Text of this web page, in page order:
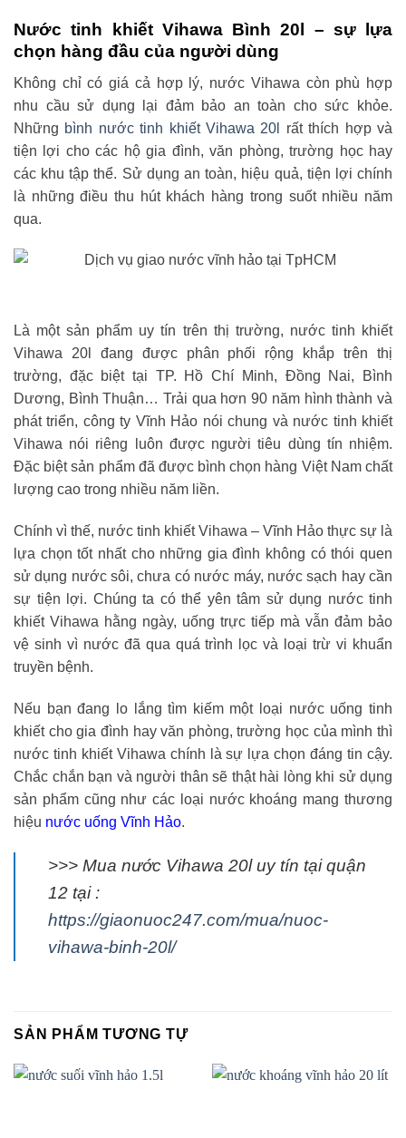
Nước tinh khiết Vihawa Bình 20l – sự lựa
chọn hàng đầu của người dùng
Không chỉ có giá cả hợp lý, nước Vihawa còn phù hợp
nhu cầu sử dụng lại đảm bảo an toàn cho sức khỏe.
Những bình nước tinh khiết Vihawa 20l
rất thích hợp và
tiện lợi cho các hộ gia đình, văn phòng, trường học hay
các khu tập thể. Sử dụng an toàn, hiệu quả, tiện lợi chính
là những điều thu hút khách hàng trong suốt nhiều năm
qua.
Là một sản phẩm uy tín trên thị trường, nước tinh khiết
Vihawa 20l đang được phân phối rộng khắp trên thị
trường, đặc biệt tại TP. Hồ Chí Minh, Đồng Nai, Bình
Dương, Bình Thuận… Trải qua hơn 90 năm hình thành và
phát triển, công ty Vĩnh Hảo nói chung và nước tinh khiết
Vihawa nói riêng luôn được người tiêu dùng tín nhiệm.
Đặc biệt sản phẩm đã được bình chọn hàng Việt Nam chất
lượng cao trong nhiều năm liền.
Chính vì thế, nước tinh khiết Vihawa – Vĩnh Hảo thực sự là
lựa chọn tốt nhất cho những gia đình không có thói quen
sử dụng nước sôi, chưa có nước máy, nước sạch hay cần
sự tiện lợi. Chúng ta có thể yên tâm sử dụng nước tinh
khiết Vihawa hằng ngày, uống trực tiếp mà vẫn đảm bảo
vệ sinh vì nước đã qua quá trình lọc và loại trừ vi khuẩn
truyền bệnh.
Nếu bạn đang lo lắng tìm kiếm một loại nước uống tinh
khiết cho gia đình hay văn phòng, trường học của mình thì
nước tinh khiết Vihawa chính là sự lựa chọn đáng tin cậy.
Chắc chắn bạn và người thân sẽ thật hài lòng khi sử dụng
sản phẩm cũng như các loại nước khoáng mang thương
hiệu nước uống Vĩnh Hảo.
>>> Mua nước Vihawa 20l uy tín tại quận
12 tại :
https://giaonuoc247.com/mua/nuoc-
vihawa-binh-20l/
SẢN PHẨM TƯƠNG TỰ